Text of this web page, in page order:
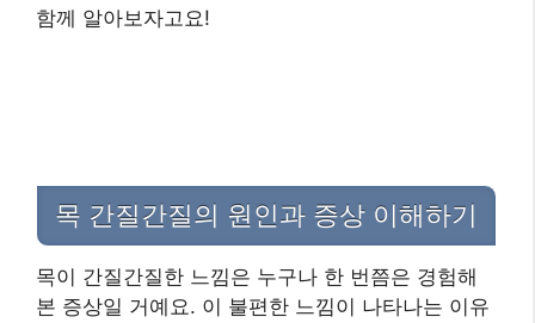
함께 알아보자고요!
목 간질간질의 원인과 증상 이해하기
목이 간질간질한 느낌은 누구나 한 번쯤은 경험해
본 증상일 거예요. 이 불편한 느낌이 나타나는 이유